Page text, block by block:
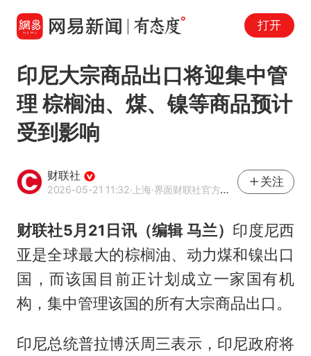
打开
印尼大宗商品出口将迎集中管
理 棕榈油、煤、镍等商品预计
受到影响
财联社
2026-05-21 11:32·上海·界面财联社官方账号
关注
财联社5月21日讯（编辑 马兰） 印度尼西
亚是全球最大的棕榈油、动力煤和镍出口
国，而该国目前正计划成立一家国有机
构，集中管理该国的所有大宗商品出口。
印尼总统普拉博沃周三表示，印尼政府将